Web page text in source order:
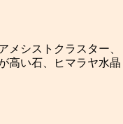
メシストクラスター、
高い石、ヒマラヤ水晶